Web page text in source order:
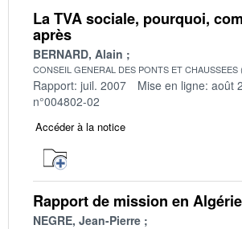
La TVA sociale, pourquoi,
après
BERNARD, Alain
CONSEIL GENERAL DES PONTS ET CHAUSSEES
Rapport: juil. 2007 Mise en ligne: août
n°004802-02
Accéder à la notice
Rapport de mission en Algérie
NEGRE, Jean-Pierre